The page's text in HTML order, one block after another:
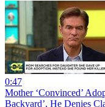
0:47
Mother ‘Convinced’
Backyard’, He Denies